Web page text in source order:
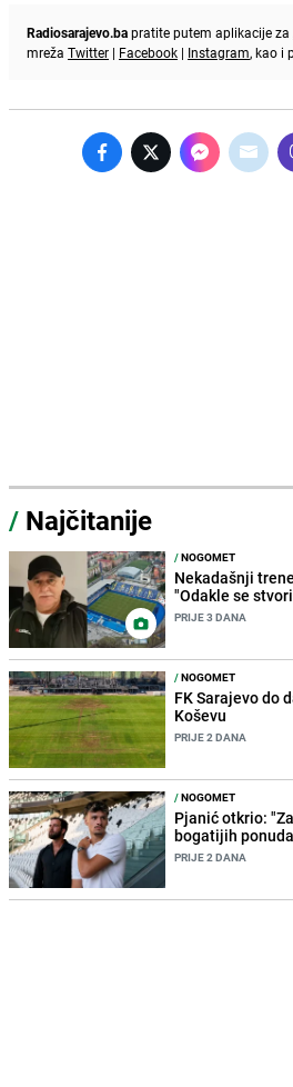
Radiosarajevo.bapratite putem aplikacije za
mreža Twitter | Facebook | Instagram, kao i
/ Najčitanije
/NOGOMET
Nekadašnji
"Odakle se
PRIJE 3 DANA
/NOGOMET
FK Sarajevo do
Koševu
PRIJE 2 DANA
/NOGOMET
Pjanić otkrio:
bogatijih
PRIJE 2 DANA